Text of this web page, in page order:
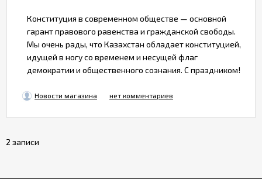
Конституция в современном обществе — основной
гарант правового равенства и гражданской свободы.
Мы очень рады, что Казахстан обладает конституцией,
идущей в ногу со временем и несущей флаг
демократии и общественного сознания. С праздником!
Новости магазина нет комментариев
2 записи